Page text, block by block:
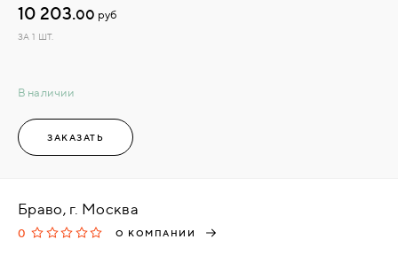
В наличии
10 203.00 руб
ЗА 1 ШТ.
ЗАКАЗАТЬ
Браво, г. Москва
0 О КОМПАНИИ